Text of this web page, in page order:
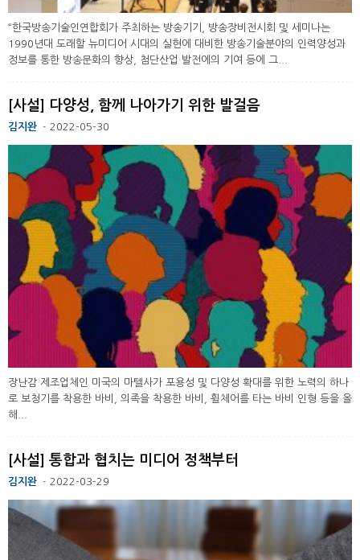
“한국방송기술인연합회가 주최하는 방송기기, 방송장비전시회 및 세미나는
1990년대 도래할 뉴미디어 시대의 실현에 대비한 방송기술분야의 인력양성과
정보를 통한 방송문화의 향상, 첨단산업 발전에의 기여 등에 그...
[사설] 다양성, 함께 나아가기 위한 발걸음
김지완 - 2022-05-30
장난감 제조업체인 미국의 마텔사가 포용성 및 다양성 확대를 위한 노력의 하나
로 보청기를 착용한 바비, 의족을 착용한 바비, 휠체어를 타는 바비 인형 등을 올
해...
[사설] 통합과 협치는 미디어 정책부터
김지완 - 2022-03-29